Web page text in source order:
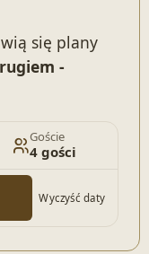
się plany
-
Goście
4 gości
Wyczyść daty